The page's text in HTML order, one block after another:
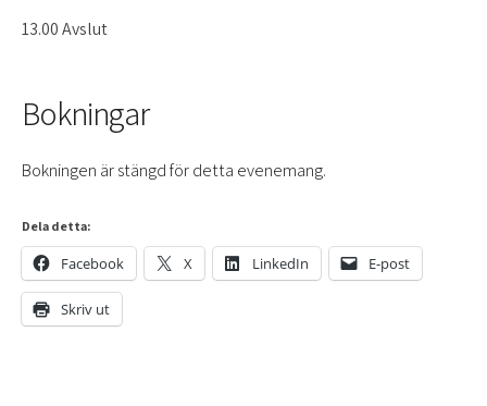
13.00 Avslut
Bokningar
Bokningen är stängd för detta evenemang.
Dela detta:
Facebook X LinkedIn E-post
Skriv ut